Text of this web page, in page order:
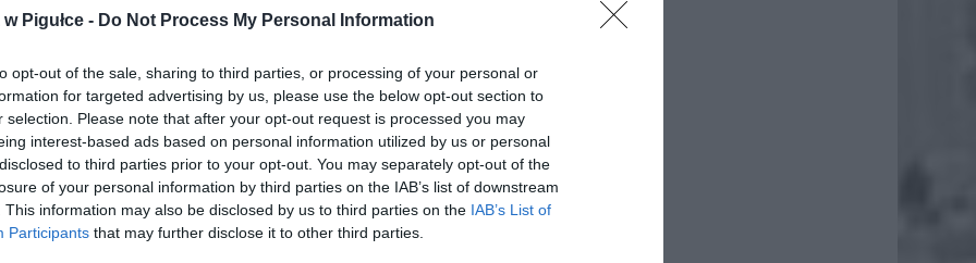
Pigułce - Do Not Process My Personal Information
opt-out of the sale, sharing to third parties, or processing of your personal or
for targeted advertising by us, please use the below opt-out section to
selection. Please note that after your opt-out request is processed you may
interest-based ads based on personal information utilized by us or personal
to third parties prior to your opt-out. You may separately opt-out of the
of your personal information by third parties on the IAB’s list of downstream
This information may also be disclosed by us to third parties on the IAB’s List of
Participants that may further disclose it to other third parties.